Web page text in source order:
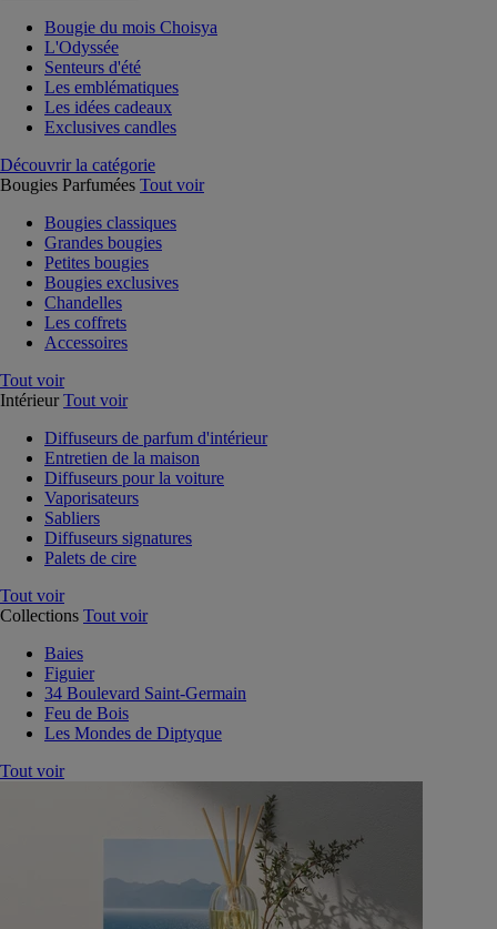
Bougie du mois Choisya
L'Odyssée
Senteurs d'été
Les emblématiques
Les idées cadeaux
Exclusives candles
Découvrir la catégorie
Bougies Parfumées Tout voir
Bougies classiques
Grandes bougies
Petites bougies
Bougies exclusives
Chandelles
Les coffrets
Accessoires
Tout voir
Intérieur Tout voir
Diffuseurs de parfum d'intérieur
Entretien de la maison
Diffuseurs pour la voiture
Vaporisateurs
Sabliers
Diffuseurs signatures
Palets de cire
Tout voir
Collections Tout voir
Baies
Figuier
34 Boulevard Saint-Germain
Feu de Bois
Les Mondes de Diptyque
Tout voir